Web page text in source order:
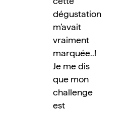
dégustation
m’avait
vraiment
marquée..!
Je me dis
que mon
challenge
est